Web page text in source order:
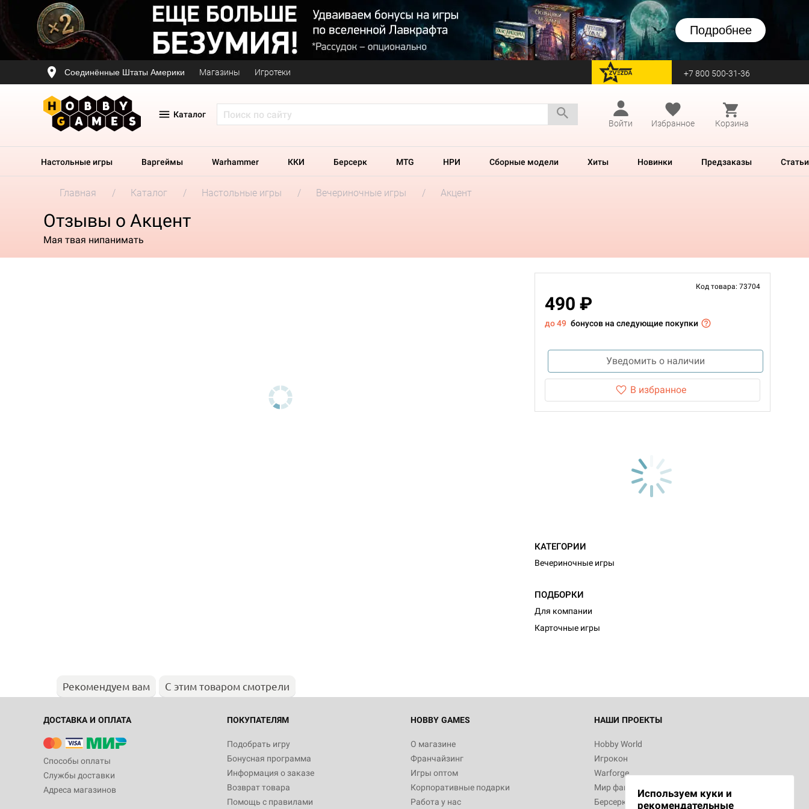
Подробнее
Соединённые Штаты Америки Магазины Игротеки перейти на Zvezda +7 800 500-31-36
Каталог
Войти
Избранное Корзина
Настольные игры Варгеймы Warhammer ККИ Берсерк MTG НРИ Сборные модели Хиты Новинки Предзаказы Статьи
Главная Каталог Настольные игры Вечериночные игры Акцент
Отзывы о Акцент
Мая твая нипанимать
Код товара: 73704
490 ₽
до 49 бонусов на следующие покупки
Уведомить о наличии
В избранное
КАТЕГОРИИ
Вечериночные игры
ПОДБОРКИ
Для компании
Карточные игры
Рекомендуем вам С этим товаром смотрели
ДОСТАВКА И ОПЛАТА
Способы оплаты
Службы доставки
Адреса магазинов
ПОКУПАТЕЛЯМ
Подобрать игру
Бонусная программа
Информация о заказе
Возврат товара
Помощь с правилами
HOBBY GAMES
О магазине
Франчайзинг
Игры оптом
Корпоративные подарки
Работа у нас
НАШИ ПРОЕКТЫ
Hobby World
Игрокон
Warforge
Мир фантастики
Берсерк
Используем куки и
рекомендательные